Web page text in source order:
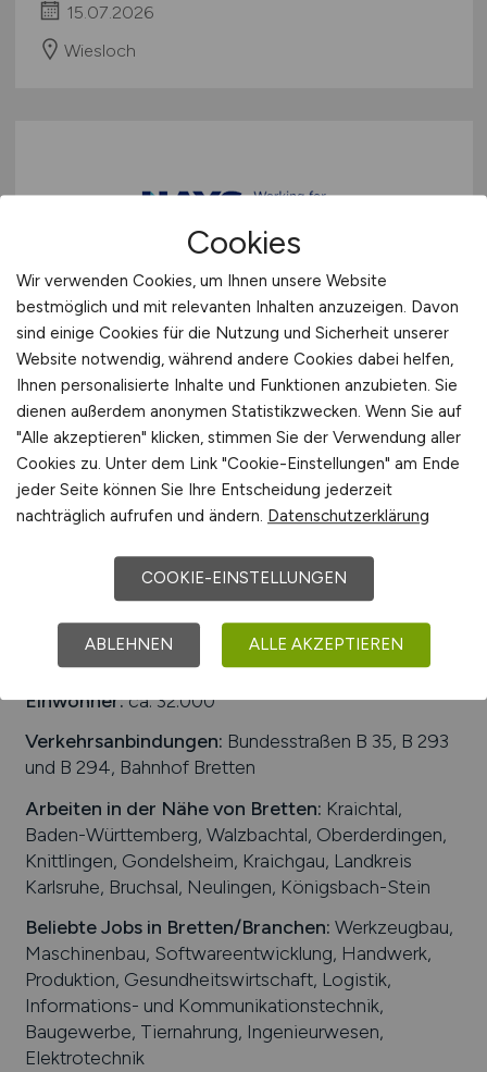
15.07.2026
Wiesloch
(Senior) HR Business Partner
(m/w/d)
Hays
Aachen
1
Stadt:
Einwohner:ca. 32.000
Verkehrsanbindungen: Bundesstraßen B 35, B 293
und B 294, Bahnhof Bretten
Arbeiten in der Nähe von Bretten: Kraichtal,
Baden-Württemberg, Walzbachtal, Oberderdingen,
Knittlingen, Gondelsheim, Kraichgau, Landkreis
Karlsruhe, Bruchsal, Neulingen, Königsbach-Stein
Beliebte Jobs in Bretten/Branchen: Werkzeugbau,
Maschinenbau, Softwareentwicklung, Handwerk,
Produktion, Gesundheitswirtschaft, Logistik,
Informations- und Kommunikationstechnik,
Baugewerbe, Tiernahrung, Ingenieurwesen,
Elektrotechnik
Cookies
Wir verwenden Cookies, um Ihnen unsere Website
bestmöglich und mit relevanten Inhalten anzuzeigen. Davon
sind einige Cookies für die Nutzung und Sicherheit unserer
Website notwendig, während andere Cookies dabei helfen,
Ihnen personalisierte Inhalte und Funktionen anzubieten. Sie
dienen außerdem anonymen Statistikzwecken. Wenn Sie auf
"Alle akzeptieren" klicken, stimmen Sie der Verwendung aller
Cookies zu. Unter dem Link "Cookie-Einstellungen" am Ende
jeder Seite können Sie Ihre Entscheidung jederzeit
nachträglich aufrufen und ändern. Datenschutzerklärung
COOKIE-EINSTELLUNGEN
ABLEHNEN ALLE AKZEPTIEREN